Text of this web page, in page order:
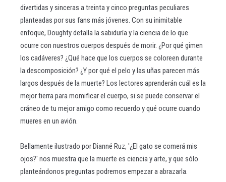
divertidas y sinceras a treinta y cinco preguntas peculiares
planteadas por sus fans más jóvenes. Con su inimitable
enfoque, Doughty detalla la sabiduría y la ciencia de lo que
ocurre con nuestros cuerpos después de morir. ¿Por qué gimen
los cadáveres? ¿Qué hace que los cuerpos se coloreen durante
la descomposición? ¿Y por qué el pelo y las uñas parecen más
largos después de la muerte? Los lectores aprenderán cuál es la
mejor tierra para momificar el cuerpo, si se puede conservar el
cráneo de tu mejor amigo como recuerdo y qué ocurre cuando
mueres en un avión.
Bellamente ilustrado por Dianné Ruz, '¿El gato se comerá mis
ojos?' nos muestra que la muerte es ciencia y arte, y que sólo
planteándonos preguntas podremos empezar a abrazarla.